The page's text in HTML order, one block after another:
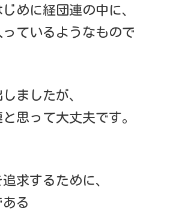
めに経団連の中に、
ているようなもので
ましたが、
思って大丈夫です。
求するために、
る